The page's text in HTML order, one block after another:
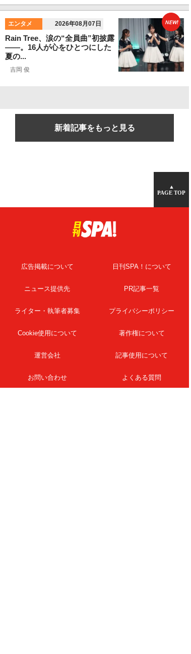
エンタメ 2026年08月07日
Rain Tree、涙の“全員曲”初披露
――。16人が心をひとつにした
夏の...
吉岡 俊
NEW!
新着記事をもっと見る
▲
PAGE TOP
広告掲載について 日刊SPA！について
ニュース提供先 PR記事一覧
ライター・執筆者募集 プライバシーポリシー
Cookie使用について 著作権について
運営会社 記事使用について
お問い合わせ よくある質問